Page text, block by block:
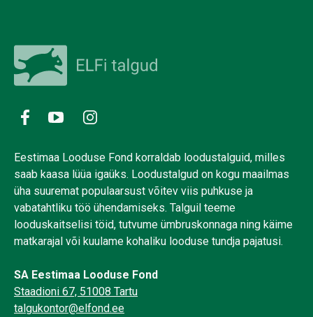
Eestimaa Looduse Fond korraldab loodustalguid, milles
saab kaasa lüüa igaüks. Loodustalgud on kogu maailmas
üha suuremat populaarsust võitev viis puhkuse ja
vabatahtliku töö ühendamiseks. Talguil teeme
looduskaitselisi töid, tutvume ümbruskonnaga ning käime
matkarajal või kuulame kohaliku looduse tundja pajatusi.
SA Eestimaa Looduse Fond
Staadioni 67, 51008 Tartu
talgukontor@elfond.ee